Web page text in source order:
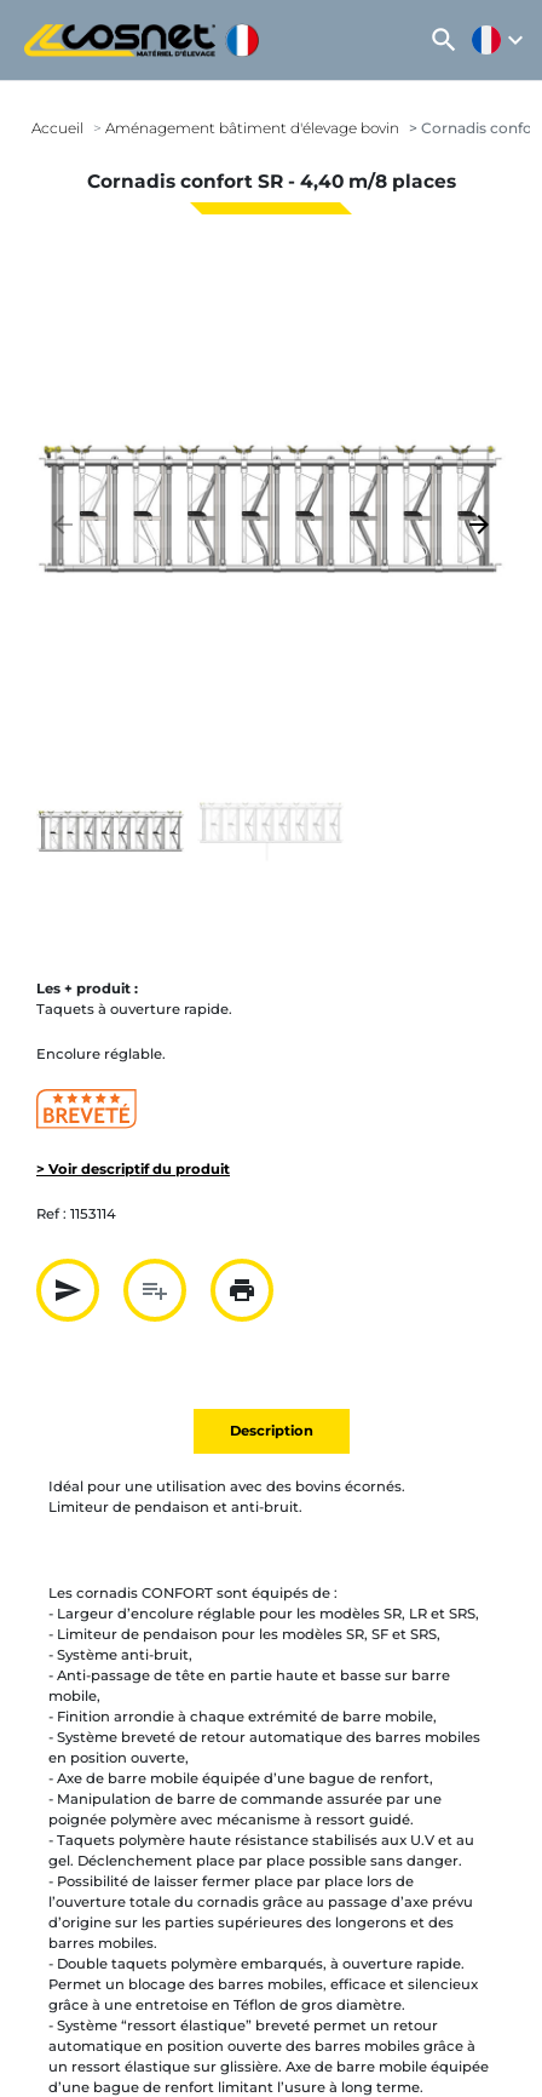
search expand_more
Accueil Aménagement bâtiment d'élevage bovin Cornadis
Cornadis confort SR - 4,40 m/8 places
Précédent
arrow_backward Suivant
arrow_forward
Les + produit :
Taquets à ouverture rapide.
Encolure réglable.
> Voir descriptif du produit
Ref : 1153114
send
Partager par mail
playlist_add
Ajouter à la liste
print
Imprimer
Description
Idéal pour une utilisation avec des bovins écornés.
Limiteur de pendaison et anti-bruit.
Les cornadis CONFORT sont équipés de :
- Largeur d’encolure réglable pour les modèles SR, LR et SRS,
- Limiteur de pendaison pour les modèles SR, SF et SRS,
- Système anti-bruit,
- Anti-passage de tête en partie haute et basse sur barre
mobile,
- Finition arrondie à chaque extrémité de barre mobile,
- Système breveté de retour automatique des barres mobiles
en position ouverte,
- Axe de barre mobile équipée d’une bague de renfort,
- Manipulation de barre de commande assurée par une
poignée polymère avec mécanisme à ressort guidé.
- Taquets polymère haute résistance stabilisés aux U.V et au
gel. Déclenchement place par place possible sans danger.
- Possibilité de laisser fermer place par place lors de
l’ouverture totale du cornadis grâce au passage d’axe prévu
d’origine sur les parties supérieures des longerons et des
barres mobiles.
- Double taquets polymère embarqués, à ouverture rapide.
Permet un blocage des barres mobiles, efficace et silencieux
grâce à une entretoise en Téflon de gros diamètre.
- Système “ressort élastique” breveté permet un retour
automatique en position ouverte des barres mobiles grâce à
un ressort élastique sur glissière. Axe de barre mobile équipée
d’une bague de renfort limitant l’usure à long terme.